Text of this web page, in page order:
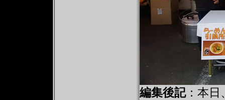
編集後記：本日